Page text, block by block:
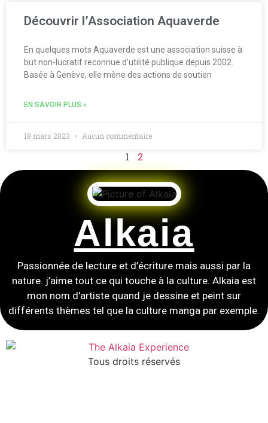
Découvrir l’Association Aquaverde
En quelques mots Aquaverde est une association suisse à
but non-lucratif reconnue d’utilité publique depuis 2002.
Basée à Genève, elle mène des actions de soutien
EN SAVOIR PLUS »
18 mars 2023 Aucun commentaire
1 2
Alkaia
Passionnée de lecture et d’écriture mais aussi par la
nature. j’aime tout ce qui touche à la culture. Alkaia est
mon nom d'artiste quand je dessine et peint sur
différents thèmes tel que la culture manga par exemple.
Tous droits réservés